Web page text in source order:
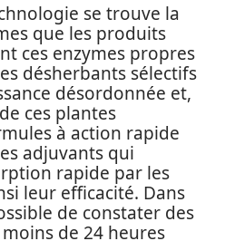
se trouve la
que les produits
ces enzymes propres
désherbants sélectifs
désordonnée et,
ces plantes
à action rapide
adjuvants qui
rapide par les
leur efficacité. Dans
de constater des
de 24 heures